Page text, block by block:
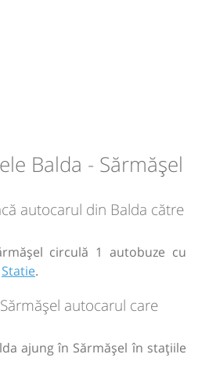
Balda - Sărmășel
autocarul din Balda către
circulă 1 autobuze cu
Statie.
autocarul care
ajung în Sărmășel în stațiile